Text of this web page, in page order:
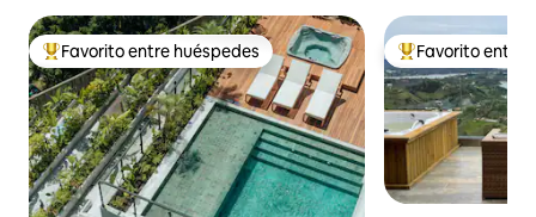
Favorito entre los huéspedes más destacados
Favorito entre huéspedes Favorito entre
Favorito entre